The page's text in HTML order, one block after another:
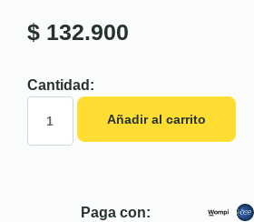
$ 132.900
Cantidad:
Añadir al carrito
Paga con: